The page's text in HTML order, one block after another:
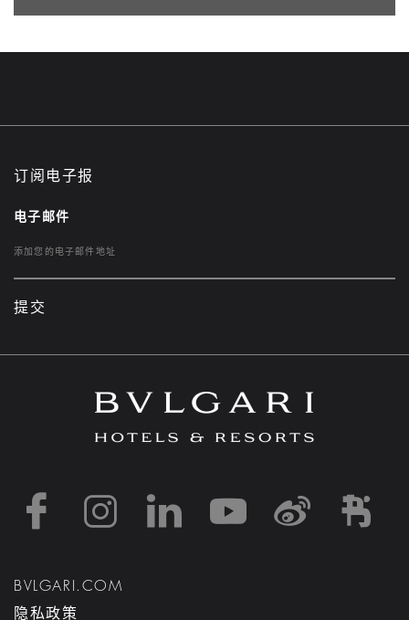
订阅电子报
电子邮件
提交
https://https://https://
https://
BVLGARI.COM
隐私政策